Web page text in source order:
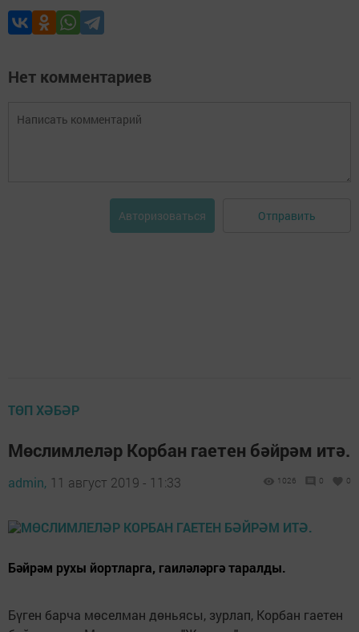
Нет комментариев
Авторизоваться Отправить
ТӨП ХӘБӘР
Мөслимлеләр Корбан гаетен бәйрәм итә.
admin, 11 август 2019 - 11:33 1026 0 0
Бәйрәм рухы йортларга, гаиләләргә таралды.
Бүген барча мөселман дөньясы, зурлап, Корбан гаетен